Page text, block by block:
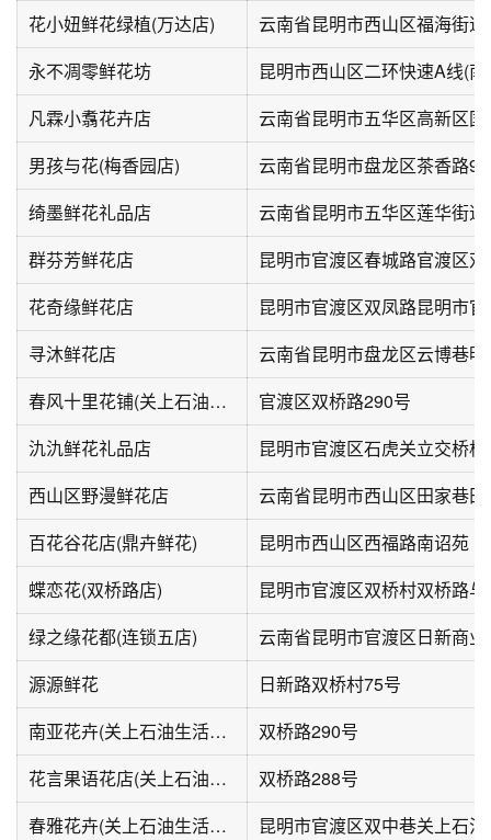
花小妞鲜花绿植(万达店)
云南省昆明市西山区福海街
永不凋零鲜花坊
昆明市西山区二环快速A线(
凡霖小翥花卉店
男孩与花(梅香园店)
云南省昆明市盘龙区茶香路9
绮墨鲜花礼品店
云南省昆明市五华区莲华街
群芬芳鲜花店
花奇缘鲜花店
寻沐鲜花店
云南省昆明市盘龙区云博巷
春风十里花铺(关上石油生活区店)
官渡区双桥路290号
氿氿鲜花礼品店
昆明市官渡区石虎关立交桥
西山区野漫鲜花店
云南省昆明市西山区田家巷
百花谷花店(鼎卉鲜花)
昆明市西山区西福路南诏苑
蝶恋花(双桥路店)
绿之缘花都(连锁五店)
云南省昆明市官渡区日新商
源源鲜花
日新路双桥村75号
南亚花卉(关上石油生活区店)
双桥路290号
花言果语花店(关上石油生活区店)
双桥路288号
春雅花卉(关上石油生活区店)
昆明市官渡区双中巷关上石